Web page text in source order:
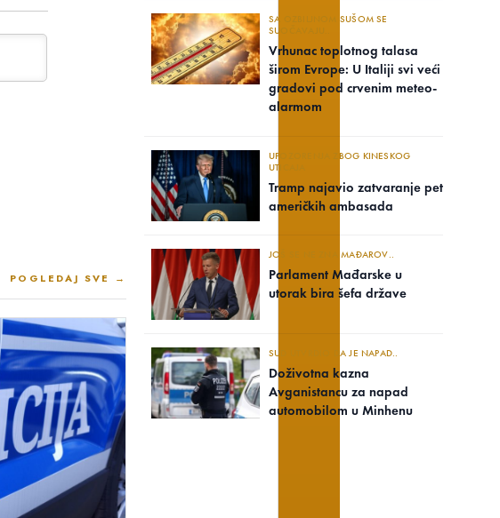
POGLEDAJ SVE →
SA OZBILJNOM SUŠOM SE
SUOČAVAJU..
Vrhunac toplotnog talasa
širom Evrope: U Italiji svi veći
gradovi pod crvenim meteo-
alarmom
UPOZORENJA ZBOG KINESKOG
UTICAJA
Tramp najavio zatvaranje pet
američkih ambasada
JOŠ SE NE ZNA MAĐAROV..
Parlament Mađarske u
utorak bira šefa države
SUD UTVRDIO DA JE NAPAD..
Doživotna kazna
Avganistancu za napad
automobilom u Minhenu